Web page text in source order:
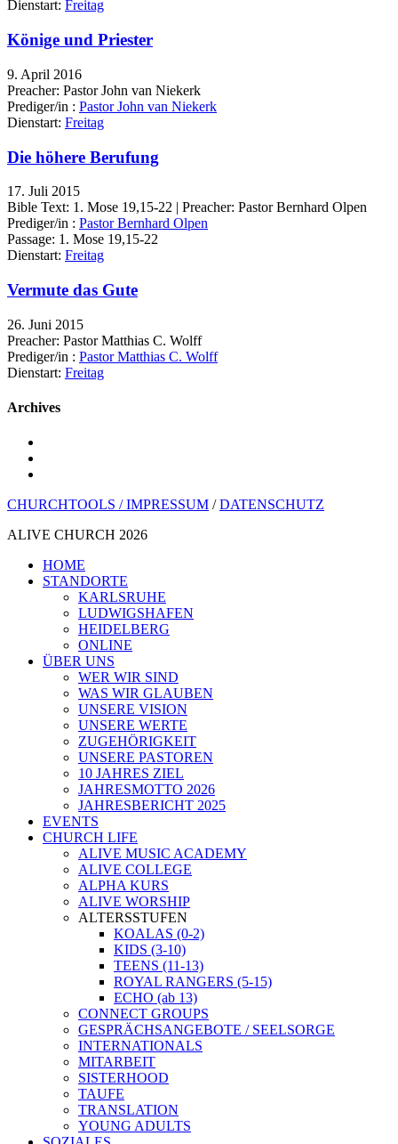
Dienstart: Freitag
Könige und Priester
9. April 2016
Preacher: Pastor John van Niekerk
Prediger/in : Pastor John van Niekerk
Dienstart: Freitag
Die höhere Berufung
17. Juli 2015
Bible Text: 1. Mose 19,15-22 | Preacher: Pastor Bernhard Olpen
Prediger/in : Pastor Bernhard Olpen
Passage: 1. Mose 19,15-22
Dienstart: Freitag
Vermute das Gute
26. Juni 2015
Preacher: Pastor Matthias C. Wolff
Prediger/in : Pastor Matthias C. Wolff
Dienstart: Freitag
Archives
CHURCHTOOLS /IMPRESSUM /DATENSCHUTZ
ALIVE CHURCH 2026
Menü
schließen
HOME
STANDORTE
KARLSRUHE
LUDWIGSHAFEN
HEIDELBERG
ONLINE
ÜBER UNS
WER WIR SIND
WAS WIR GLAUBEN
UNSERE VISION
UNSERE WERTE
ZUGEHÖRIGKEIT
UNSERE PASTOREN
10 JAHRES ZIEL
JAHRESMOTTO 2026
JAHRESBERICHT 2025
EVENTS
CHURCH LIFE
ALIVE MUSIC ACADEMY
ALIVE COLLEGE
ALPHA KURS
ALIVE WORSHIP
ALTERSSTUFEN
KOALAS (0-2)
KIDS (3-10)
TEENS (11-13)
ROYAL RANGERS (5-15)
ECHO (ab 13)
CONNECT GROUPS
GESPRÄCHSANGEBOTE / SEELSORGE
INTERNATIONALS
MITARBEIT
SISTERHOOD
TAUFE
TRANSLATION
YOUNG ADULTS